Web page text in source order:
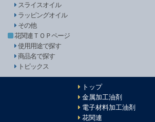
スライスオイル
ラッピングオイル
その他
花関連ＴＯＰページ
使用用途で探す
商品名で探す
トピックス
トップ
金属加工油剤
電子材料加工油剤
花関連